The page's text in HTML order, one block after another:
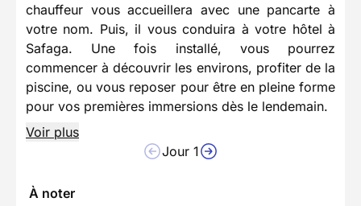
chauffeur vous accueillera avec une pancarte à
votre nom. Puis, il vous conduira à votre hôtel à
Safaga. Une fois installé, vous pourrez
commencer à découvrir les environs, profiter de la
piscine, ou vous reposer pour être en pleine forme
pour vos premières immersions dès le lendemain.
Voir plus
Jour 1
À noter